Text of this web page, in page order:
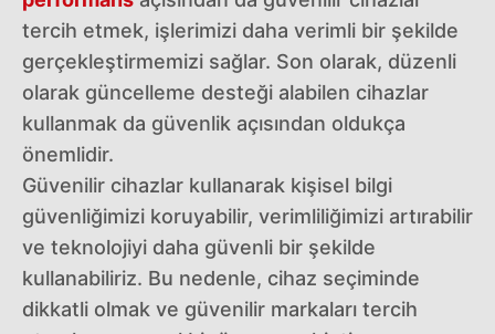
tercih etmek, işlerimizi daha verimli bir şekilde
gerçekleştirmemizi sağlar. Son olarak, düzenli
olarak güncelleme desteği alabilen cihazlar
kullanmak da güvenlik açısından oldukça
önemlidir.
Güvenilir cihazlar kullanarak kişisel bilgi
güvenliğimizi koruyabilir, verimliliğimizi artırabilir
ve teknolojiyi daha güvenli bir şekilde
kullanabiliriz. Bu nedenle, cihaz seçiminde
dikkatli olmak ve güvenilir markaları tercih